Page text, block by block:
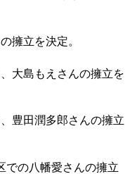
擁立を決定。
大島もえさんの擁立を
豊田潤多郎さんの擁立
での八幡愛さんの擁立